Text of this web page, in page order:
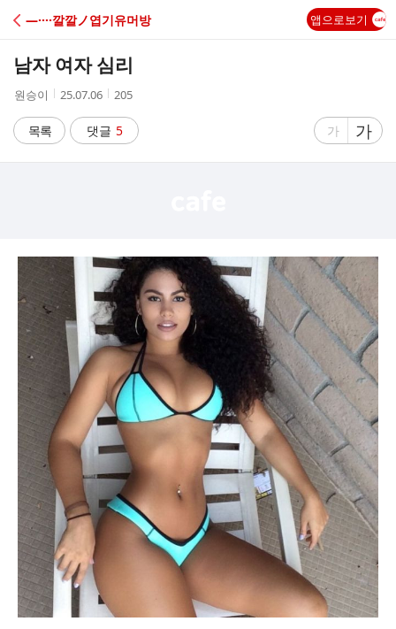
C
A
―····깔깔ノ엽기유머방 앱으로보기
남자 여자 심리
작
자
원승이
작
시
간
25.07.06
조
수
205
목록 댓글 5
글
게
가
글
자
게
가